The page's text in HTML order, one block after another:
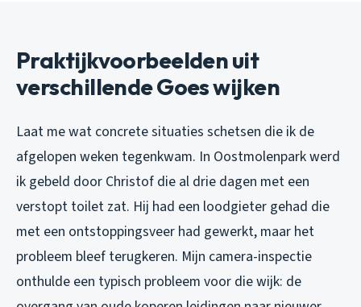
Praktijkvoorbeelden uit
verschillende Goes wijken
Laat me wat concrete situaties schetsen die ik de
afgelopen weken tegenkwam. In Oostmolenpark werd
ik gebeld door Christof die al drie dagen met een
verstopt toilet zat. Hij had een loodgieter gehad die
met een ontstoppingsveer had gewerkt, maar het
probleem bleef terugkeren. Mijn camera-inspectie
onthulde een typisch probleem voor die wijk: de